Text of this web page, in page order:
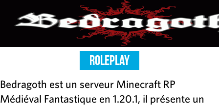
RolePlay
Bedragoth est un serveur Minecraft RP
Médiéval Fantastique en 1.20.1, il présente un